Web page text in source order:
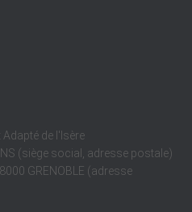
de l'Isère
(siège social, adresse postale)
GRENOBLE (adresse